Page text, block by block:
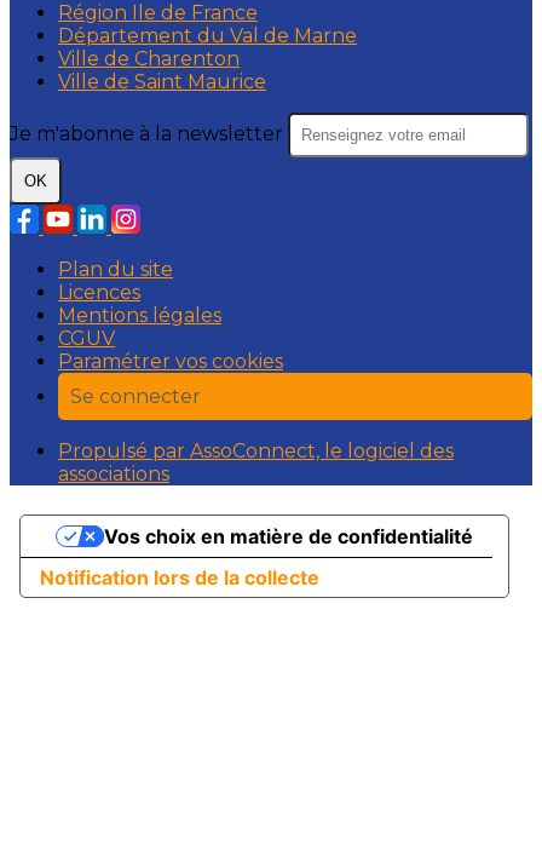
Région Ile de France
Département du Val de Marne
Ville de Charenton
Ville de Saint Maurice
Je m'abonne à la newsletter
OK
Plan du site
Licences
Mentions légales
CGUV
Paramétrer vos cookies
Se connecter
Propulsé par AssoConnect, le logiciel des
associations
Notification lors de la collecte
Vos choix en matière de confidentialité